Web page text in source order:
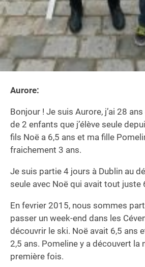
Aurore:
Bonjour ! Je suis Aurore, j’ai 28
de 2 enfants que j’élève seule
fils Noë a 6,5 ans et ma fille
fraichement 3 ans.
Je suis partie 4 jours à Dublin au
seule avec Noë qui avait tout juste
En fevrier 2015, nous sommes
passer un week-end dans les
découvrir le ski. Noë avait 6,5 ans
2,5 ans. Pomeline y a découvert la
première fois.